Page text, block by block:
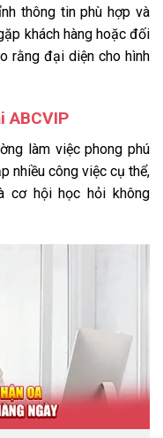
thông tin phù hợp và
khách hàng hoặc đối
rằng đại diện cho hình
ABCVIP
làm việc phong phú
nhiều công việc cụ thể,
cơ hội học hỏi không